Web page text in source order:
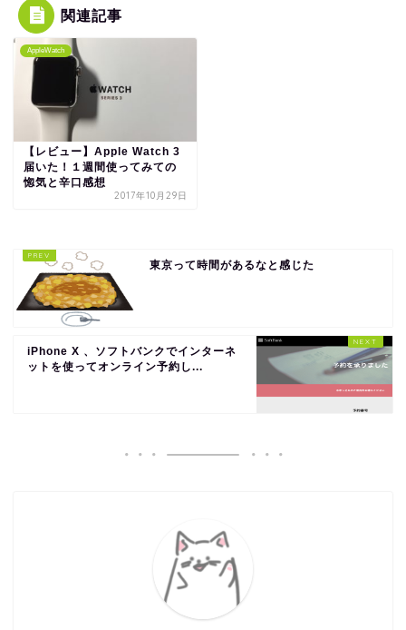
関連記事
AppleWatch
【レビュー】Apple Watch 3
届いた！１週間使ってみての
惚気と辛口感想
2017年10月29日
東京って時間があるなと感じた
iPhone X 、ソフトバンクでインターネ
ットを使ってオンライン予約し...